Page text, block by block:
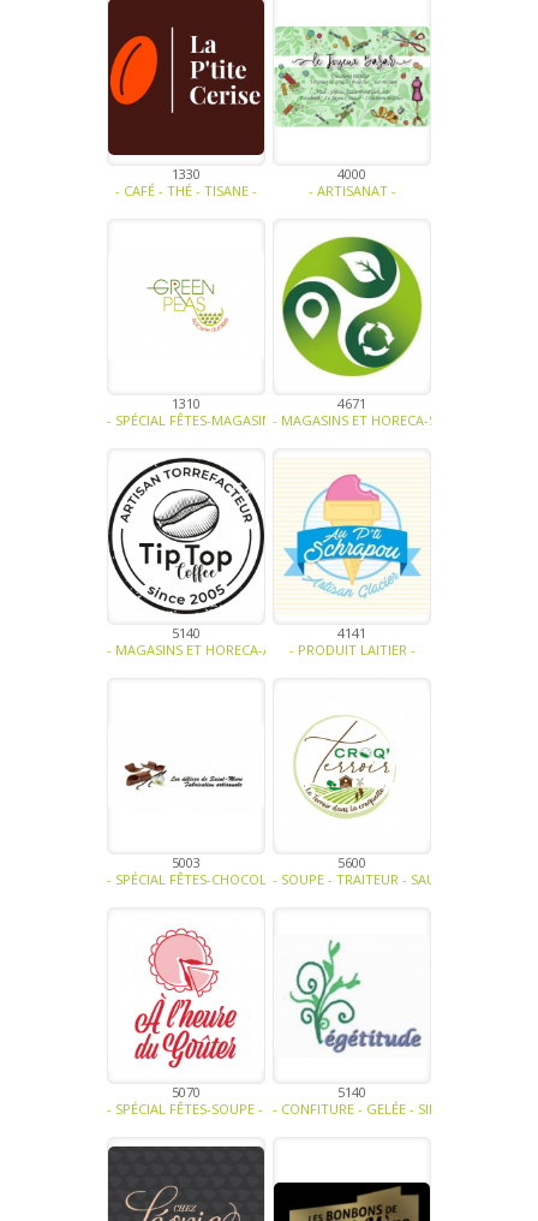
1330
- CAFÉ - THÉ - TISANE -
4000
- ARTISANAT -
1310
- SPÉCIAL FÊTES-MAGASINS ET HORECA-BIO-SOUPE - TRAITEUR -
4671
- MAGASINS ET HORECA-SOUPE -
5140
- MAGASINS ET HORECA-ALCOOL-MIEL ET DÉRIVÉS-EAUX - JUS DE
4141
- PRODUIT LAITIER -
5003
- SPÉCIAL FÊTES-CHOCOLAT ET DÉRIVÉS -
5600
- SOUPE - TRAITEUR - SAUCE-
5070
- SPÉCIAL FÊTES-SOUPE - TRAITEUR - SAUCE- TAPENADE-
5140
- CONFITURE - GELÉE - SIROP -